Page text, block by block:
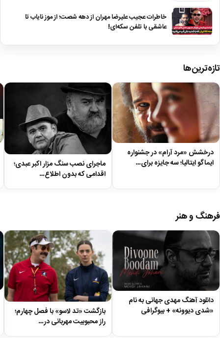
خاطرات عجیب علیرضا مهران از دهه شصت؛ از موز نایاب تا
عاشقی با تلفن سکه‌ای!
تازه‌ترین‌ها
درخشش «مرد آرام» در جشنواره
ایماگو ایتالیا؛ سه جایزه برای…
ماجرای نصب سنگ مزار اکبر عبدی؛
اقدامی که بدون اطلاع…
فرهنگ و هنر
دانلود آهنگ مهدی جهانی به نام
«شدی دیوونه» + بیوگرافی
بازگشت «تد لاسو» با فصل چهارم؛
راز محبوبیت مهربانی در…